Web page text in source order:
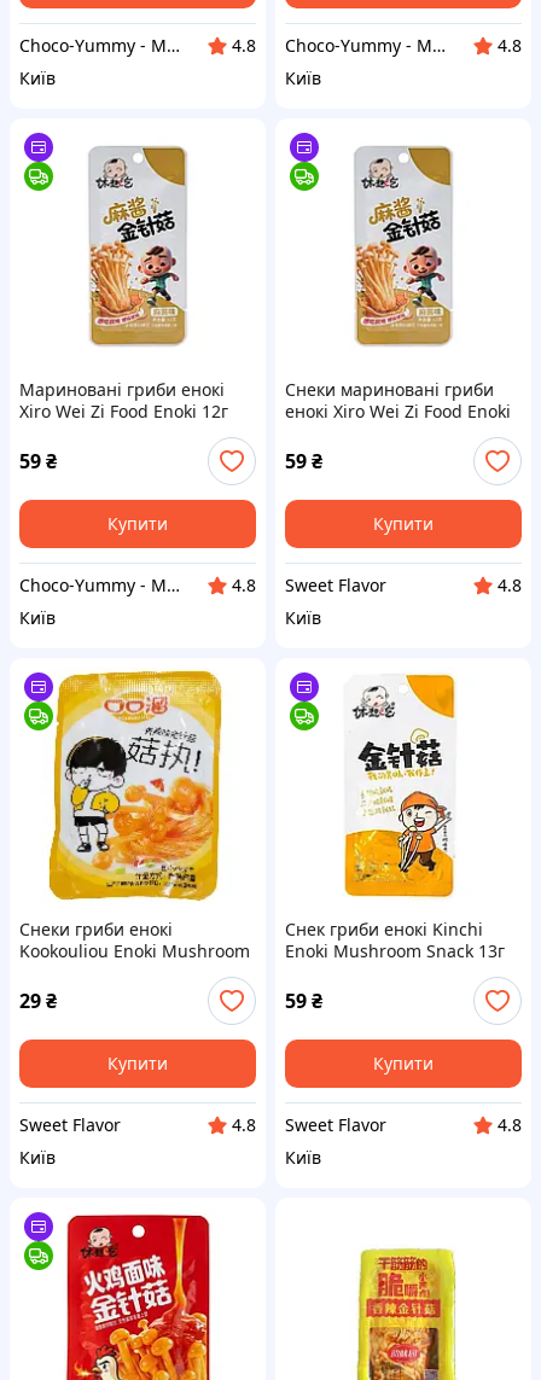
Choco-Yummy - Магазин солодощів з усього світу
4.8
Київ
Choco-Yummy - Магазин солодощів з усього світу
4.8
Київ
Мариновані гриби енокі
Xiro Wei Zi Food Enoki 12г
59₴
Купити
Choco-Yummy - Магазин солодощів з усього світу
4.8
Київ
Снеки мариновані гриби
енокі Xiro Wei Zi Food Enoki
зі смаком кунжутної пасти
12г
59₴
Купити
Sweet Flavor
4.8
Київ
Снеки гриби енокі
Kookouliou Enoki Mushroom
29₴
Купити
Sweet Flavor
4.8
Київ
Снек гриби енокі Kinchi
Enoki Mushroom Snack 13г
59₴
Купити
Sweet Flavor
4.8
Київ